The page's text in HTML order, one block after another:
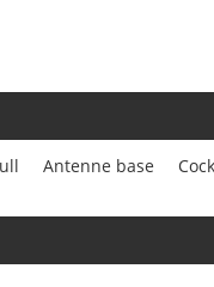
Antenne base